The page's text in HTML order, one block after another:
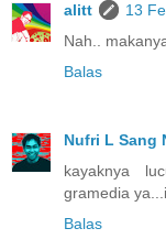
alitt
13
Nah..
Balas
Nufri L Sang
kayaknya
gramedia
Balas